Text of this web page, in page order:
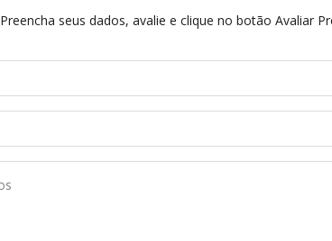
Preencha seus dados, avalie e clique no botão Avaliar